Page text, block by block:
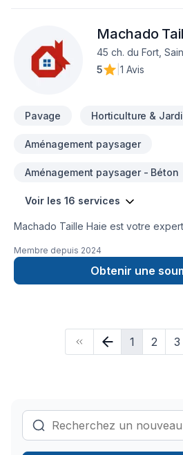
Machado
45 ch. du Fort,
5
1 Avis
Pavage Horticulture &
Aménagement paysager
Aménagement paysager - Béton
Voir les 16 services
Machado Taille Haie est votre
paysager, Excavation, Horticulture,
Pavé uni, Paysagement, Piscine,
secteurs de
chaque client, pour garantir des
attentes. Confiez votre projet à une
votre satisfaction.
Membre depuis 2024
Obtenir une
1 2 3